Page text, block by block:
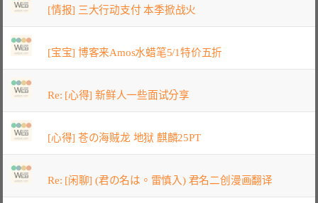
[情报] 三大行动支付 本季掀战火
[宝宝] 博客来Amos水蜡笔5/1特价五折
Re: [心得] 新鲜人一些面试分享
[心得] 苍の海贼龙 地狱 麒麟25PT
Re: [闲聊] (君の名は。雷慎入) 君名二创漫画翻译